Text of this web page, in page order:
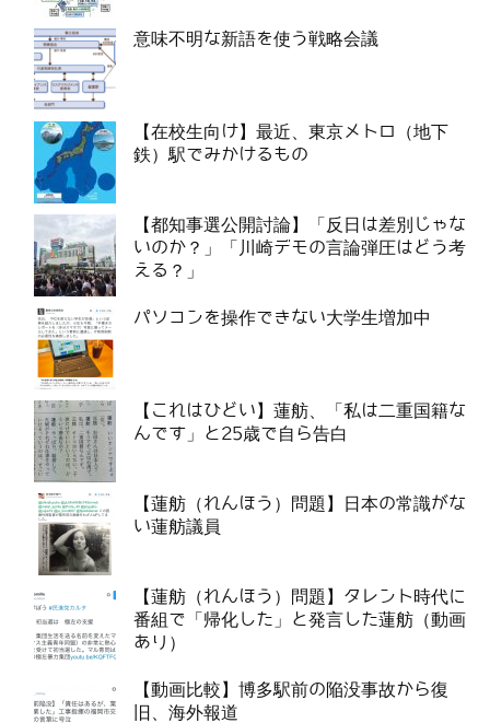
意味不明な新語を使う戦略会議
【在校生向け】最近、東京メトロ（地下
鉄）駅でみかけるもの
【都知事選公開討論】「反日は差別じゃな
いのか？」「川崎デモの言論弾圧はどう考
える？」
パソコンを操作できない大学生増加中
【これはひどい】蓮舫、「私は二重国籍な
んです」と25歳で自ら告白
【蓮舫（れんほう）問題】日本の常識がな
い蓮舫議員
【蓮舫（れんほう）問題】タレント時代に
番組で「帰化した」と発言した蓮舫（動画
あり）
【動画比較】博多駅前の陥没事故から復
旧、海外報道